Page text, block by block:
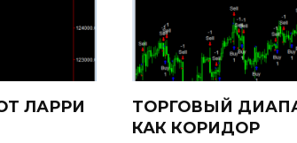
ЛАРРИ
ТОРГОВЫЙ
КАК КОРИДОР